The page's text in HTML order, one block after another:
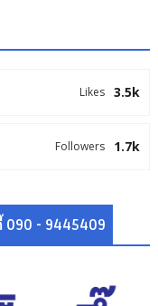
3.5k
Likes
1.7k
Followers
- 9445409